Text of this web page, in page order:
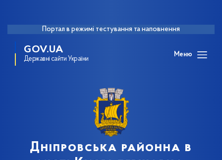
Портал в режимі тестування та наповнення
GOV.UA
Державні сайти України
Меню
Дніпровська районна в